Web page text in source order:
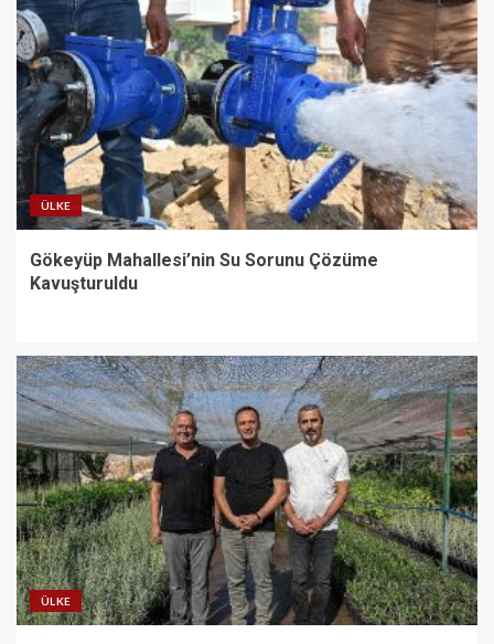
ÜLKE
Gökeyüp Mahallesi’nin Su Sorunu Çözüme
Kavuşturuldu
ÜLKE